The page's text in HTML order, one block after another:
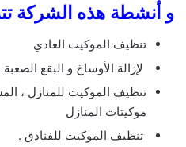
و أنشطة هذه الشركة
تنظيف الموكيت العادي
لإزالة الأوساخ و البقع
تنظيف الموكيت للمنازل ،
موكيتات المنازل
تنظيف الموكيت للفنادق .